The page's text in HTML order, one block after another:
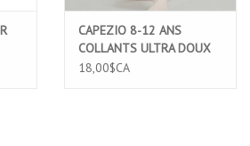
CAPEZIO 8-12 ANS
COLLANTS ULTRA DOUX
CEINTURE ELASTIQUE
18,00$CA